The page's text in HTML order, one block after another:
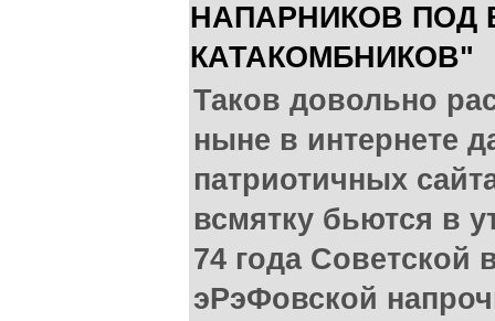
НАПАРНИКОВ ПОД
КАТАКОМБНИКОВ"
Таков довольно
ныне в интернете
патриотичных
всмятку бьются в
74 года Советской
эРэФовской